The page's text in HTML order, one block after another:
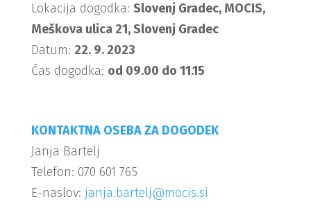
Lokacija dogodka: Slovenj Gradec, MOCIS,
Meškova ulica 21, Slovenj Gradec
Datum: 22. 9. 2023
Čas dogodka: od 09.00 do 11.15
KONTAKTNA OSEBA ZA DOGODEK
Janja Bartelj
Telefon: 070 601 765
E-naslov: janja.bartelj@mocis.si